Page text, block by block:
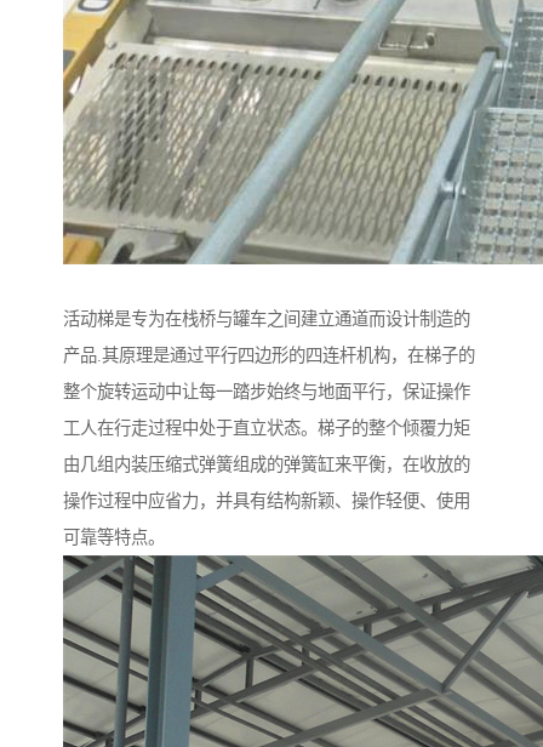
活动梯是专为在栈桥与罐车之间建立通道而设计制造的
产品.其原理是通过平行四边形的四连杆机构，在梯子的
整个旋转运动中让每一踏步始终与地面平行，保证操作
工人在行走过程中处于直立状态。梯子的整个倾覆力矩
由几组内装压缩式弹簧组成的弹簧缸来平衡，在收放的
操作过程中应省力，并具有结构新颖、操作轻便、使用
可靠等特点。